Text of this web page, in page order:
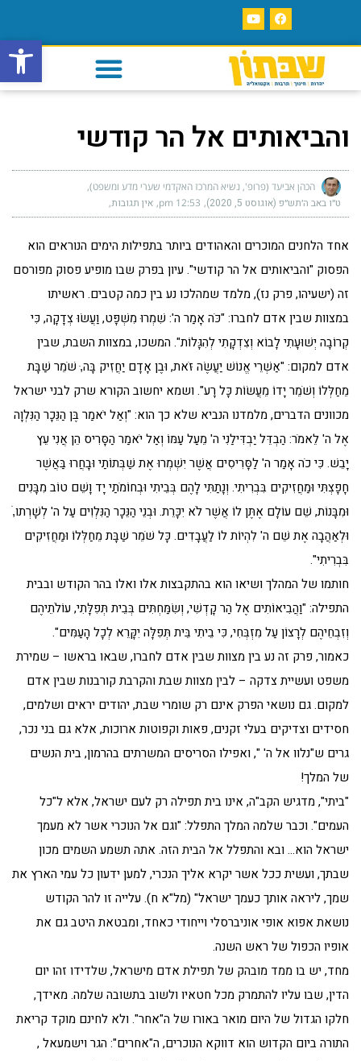
פתח
והביאותים אל הר קודשי
הכהן אביעד (פרופ', נשיא המרכז האקדמי שערי מדע ומשפט)
ט״ו באב ה׳תש״פ (אוגוסט 5, 2020) 12:53 pm אין תגובות
אחד הלחנים המוכרים והאהודים ביותר בתפילות הימים הנוראים הוא
הפסוק "והביאותים אל הר קודשי". עיון בפרק שבו מופיע פסוק מפורסם
זה (ישעיהו, פרק נז), מלמד שמהלכו נע בין כמה קטבים. ראשיתו
במצוות שבין אדם לחברו: "כֹּה אָמַר ה': שִׁמְרוּ מִשְׁפָּט, וַעֲשׂוּ צְדָקָה, כִּי
קְרוֹבָה יְשׁוּעָתִי לָבוֹא וְצִדְקָתִי לְהִגָּלוֹת". המשכו, במצוות השבת, שבין
אדם למקום: "אַשְׁרֵי אֱנוֹשׁ יַעֲשֶׂה זֹּאת, וּבֶן אָדָם יַחֲזִיק בָּה,ּ שֹׁמֵר שַׁבָּת
מֵחַלְּלוֹ וְשֹׁמֵר יָדוֹ מֵעֲשׂוֹת כָּל רָע". ושמא יחשוב הקורא שרק לבני ישראל
מכוונים הדברים, מלמדנו הנביא שלא כך הוא: "וְאַל יֹאמַר בֶּן הַנֵּכָר הַנִּלְוָה
אֶל ה' לֵאמֹר: הַבְדֵּל יַבְדִּילַנִי ה' מֵעַל עַמּוֹ וְאַל יֹאמַר הַסָּרִיס הֵן אֲנִי עֵץ
יָבֵשׁ. כִּי כֹה אָמַר ה' לַסָּרִיסִים אֲשֶׁר יִשְׁמְרוּ אֶת שַׁבְּתוֹתַי וּבָחֲרוּ בַּאֲשֶׁר
חָפָצְתִּי וּמַחֲזִיקִים בִּבְרִיתִי. וְנָתַתִּי לָהֶם בְּבֵיתִי וּבְחוֹמֹתַי יָד וָשֵׁם טוֹב מִבָּנִים
וּמִבָּנוֹת, שֵׁם עוֹלָם אֶתֶּן לוֹ אֲשֶׁר לֹא יִכָּרֵת. וּבְנֵי הַנֵּכָר הַנִּלְוִים עַל ה' לְשָׁרְתו,ֹ
וּלְאַהֲבָה אֶת שֵׁם ה' לִהְיוֹת לוֹ לַעֲבָדִים. כָּל שֹׁמֵר שַׁבָּת מֵחַלְּלוֹ וּמַחֲזִיקִים
בִּבְרִיתִי".
חותמו של המהלך ושיאו הוא בהתקבצות אלו ואלו בהר הקודש ובבית
התפילה: "וַהֲבִיאוֹתִים אֶל הַר קָדְשִׁי, וְשִׂמַּחְתִּים בְּבֵית תְּפִלָּתִי, עוֹלֹתֵיהֶם
וְזִבְחֵיהֶם לְרָצוֹן עַל מִזְבְּחִי, כִּי בֵיתִי בֵּית תְּפִלָּה יִקָּרֵא לְכָל הָעַמִּים".
כאמור, פרק זה נע בין מצוות שבין אדם לחברו, שבאו בראשו – שמירת
משפט ועשיית צדקה – לבין מצוות שבת והקרבת קורבנות שבין אדם
למקום. גם נושאי הפרק אינם רק שומרי שבת, יהודים יראים ושלמים,
חסידים וצדיקים בעלי זקנים, פאות וקפוטות ארוכות, אלא גם בני נכר,
גרים ש"נלוו אל ה' ", ואפילו הסריסים המשרתים בהרמון, בית הנשים
של המלך!
"ביתי", מדגיש הקב"ה, אינו בית תפילה רק לעם ישראל, אלא ל"כל
העמים". וכבר שלמה המלך התפלל: "וגם אל הנוכרי אשר לא מעמך
ישראל הוא… ובא והתפלל אל הבית הזה. אתה תשמע השמים מכון
שבתך, ועשית ככל אשר יקרא אליך הנכרי, למען ידעון כל עמי הארץ את
שמך, ליראה אותך כעמך ישראל" (מל"א ח). עלייה זו להר הקודש
נושאת אפוא אופי אוניברסלי וייחודי כאחד, ומבטאת היטב גם את
אופיו הכפול של ראש השנה.
מחד, יש בו ממד מובהק של תפילת אדם מישראל, שלדידו זהו יום
הדין, שבו עליו להתמרק מכל חטאיו ולשוב בתשובה שלמה. מאידך,
חלקו הגדול של היום מואר באורו של ה"אחר". ולא לחינם מוקד קריאת
התורה ביום הקדוש הוא דווקא הנוכרים, ה"אחרים": הגר וישמעאל ,